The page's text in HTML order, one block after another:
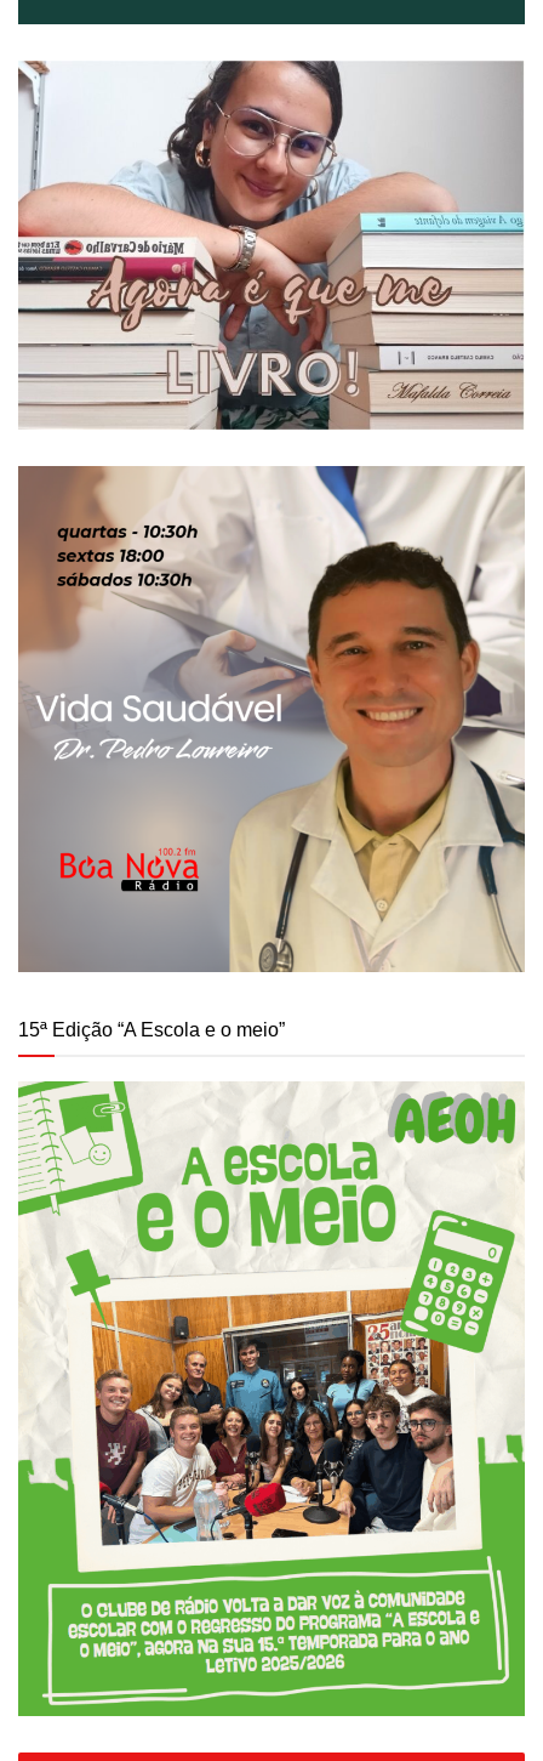
15ª Edição “A Escola e o meio”